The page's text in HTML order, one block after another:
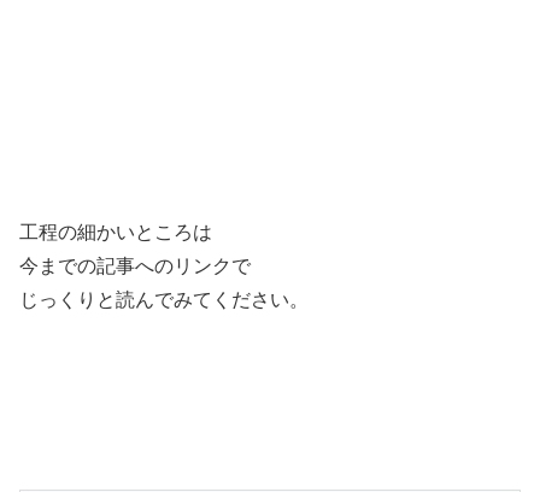
工程の細かいところは
今までの記事へのリンクで
じっくりと読んでみてください。